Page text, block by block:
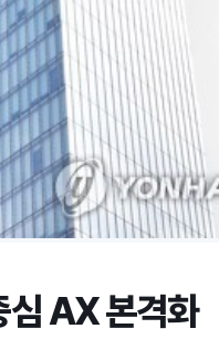
AX 본격화